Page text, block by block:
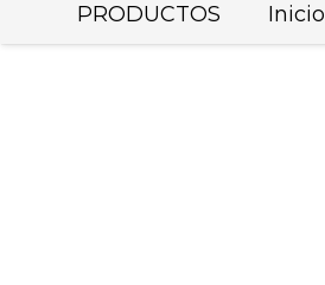
PRODUCTOS Inicio